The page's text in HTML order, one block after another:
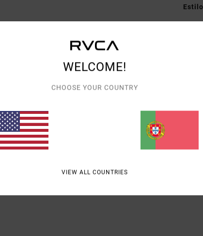
Estilo
WELCOME!
CHOOSE YOUR COUNTRY
VIEW ALL COUNTRIES